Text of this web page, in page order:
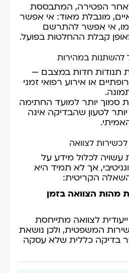
הפטירה, המתבססת
מוגבלת מאוד: אי אפשר
אי אפשר להתרשם
קבלת ההחלטות בפועל.
תנודות חדות במצבם —
או אירוע רפואי זמני
סמוך יותר למועד החתימה
לטעון שהבדיקה אינה
עשויה לכלול מידע על
אך לא תמיד היא
הקריטית:
מהות הצוואה בזמן
לצוואה מתייחסת
המשפטית, ולכן נושאת
בדיקה כללית שלא עסקה